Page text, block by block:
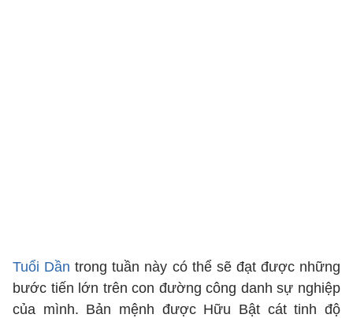
Tuổi Dần trong tuần này có thể sẽ đạt được những
bước tiến lớn trên con đường công danh sự nghiệp
của mình. Bản mệnh được Hữu Bật cát tinh độ